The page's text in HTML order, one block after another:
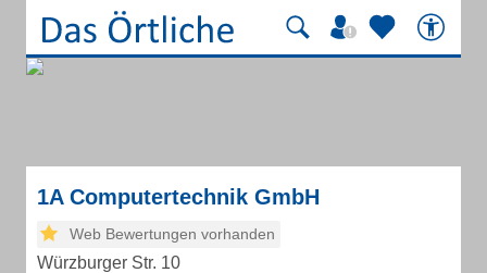
1A Computertechnik GmbH
Web Bewertungen vorhanden
Würzburger Str. 10